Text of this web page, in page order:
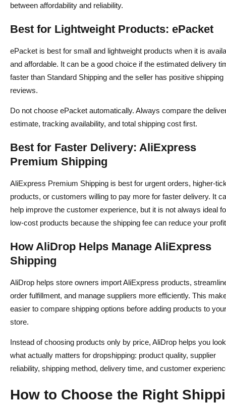
between affordability and reliability.
Best for Lightweight Products: ePacket
ePacket is best for small and lightweight products when it is
and affordable. It can be a good choice if the estimated delivery
faster than Standard Shipping and the seller has positive shipping
reviews.
Do not choose ePacket automatically. Always compare the
estimate, tracking availability, and total shipping cost first.
Best for Faster Delivery: AliExpress
Premium Shipping
AliExpress Premium Shipping is best for urgent orders, higher-
products, or customers willing to pay more for faster delivery. It
help improve the customer experience, but it is not always ideal
low-cost products because the shipping fee can reduce your
How AliDrop Helps Manage AliExpress
Shipping
AliDrop helps store owners import AliExpress products,
order fulfillment, and manage suppliers more efficiently. This
easier to compare shipping options before adding products to your
store.
Instead of choosing products only by price, AliDrop helps you
what actually matters for dropshipping: product quality, supplier
reliability, shipping method, delivery time, and customer
How to Choose the Right